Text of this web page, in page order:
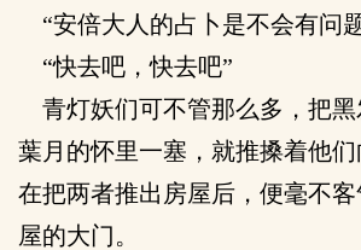
“安倍大人的占卜是不会有问
“快去吧，快去吧”
青灯妖们可不管那么多，把黑
葉月的怀里一塞，就推搡着他们
在把两者推出房屋后，便毫不
屋的大门。